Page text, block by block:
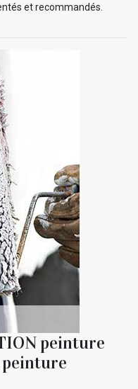
et recommandés.
peinture
peinture